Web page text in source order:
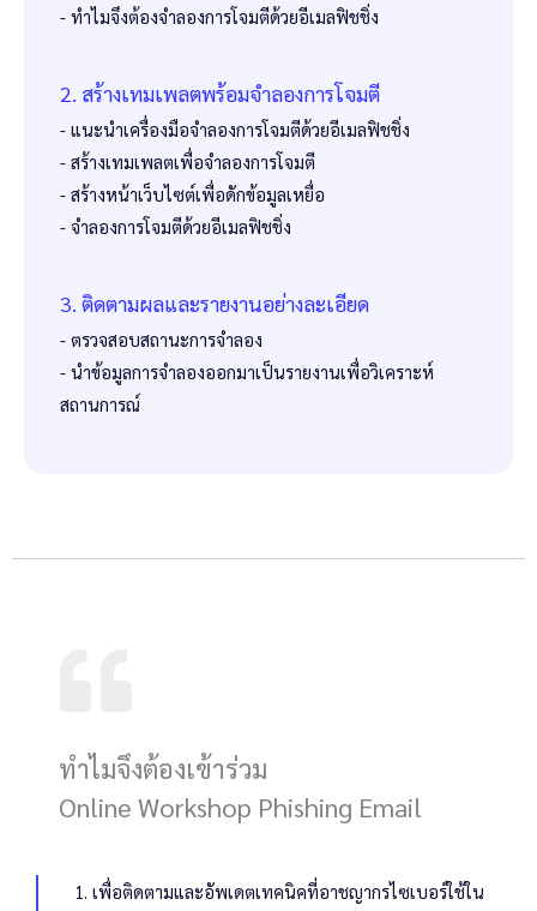
- ทำไมจึงต้องจำลองการโจมตีด้วยอีเมลฟิชชิ่ง
2. สร้างเทมเพลตพร้อมจำลองการโจมตี
- แนะนำเครื่องมือจำลองการโจมตีด้วยอีเมลฟิชชิ่ง
- สร้างเทมเพลตเพื่อจำลองการโจมตี
- สร้างหน้าเว็บไซต์เพื่อดักข้อมูลเหยื่อ
- จำลองการโจมตีด้วยอีเมลฟิชชิ่ง
3. ติดตามผลและรายงานอย่างละเอียด
- ตรวจสอบสถานะการจำลอง
- นำข้อมูลการจำลองออกมาเป็นรายงานเพื่อวิเคราะห์
สถานการณ์
ทำไมจึงต้องเข้าร่วม
Online Workshop Phishing Email
1. เพื่อติดตามและอัพเดตเทคนิคที่อาชญากรไซเบอร์ใช้ใน